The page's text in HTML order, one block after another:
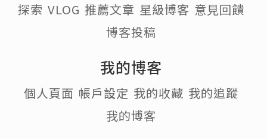
探索 VLOG 推薦文章 星級博客 意見回饋
博客投稿
我的博客
個人頁面 帳戶設定 我的收藏 我的追蹤
我的博客